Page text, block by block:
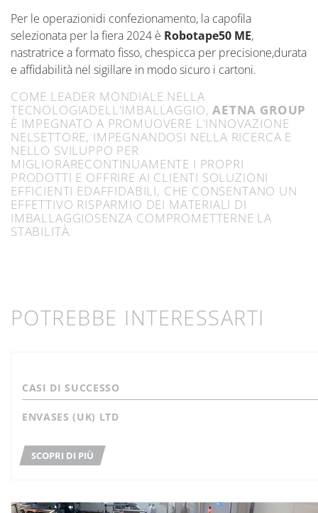
Per le operazionidi confezionamento, la capofila
selezionata per la fiera 2024 è Robotape50 ME,
nastratrice a formato fisso, chespicca per precisione,durata
e affidabilità nel sigillare in modo sicuro i cartoni.
COME LEADER MONDIALE NELLA
TECNOLOGIADELL'IMBALLAGGIO,AETNA GROUP
È IMPEGNATO A PROMUOVERE L'INNOVAZIONE
NELSETTORE, IMPEGNANDOSI NELLA RICERCA E
NELLO SVILUPPO PER
MIGLIORARECONTINUAMENTE I PROPRI
PRODOTTI E OFFRIRE AI CLIENTI SOLUZIONI
EFFICIENTI EDAFFIDABILI, CHE CONSENTANO UN
EFFETTIVO RISPARMIO DEI MATERIALI DI
IMBALLAGGIOSENZA COMPROMETTERNE LA
STABILITÀ.
POTREBBE INTERESSARTI
CASI DI SUCCESSO
ENVASES (UK) LTD
SCOPRI DI PIÙ